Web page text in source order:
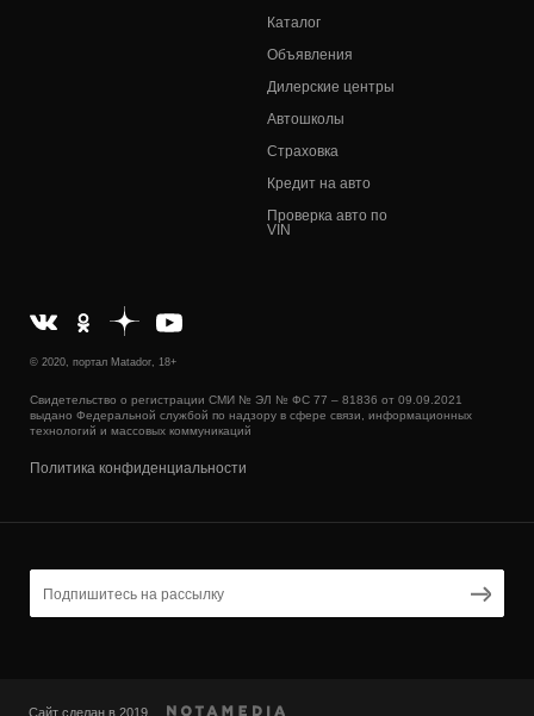
Каталог
Объявления
Дилерские центры
Автошколы
Страховка
Кредит на авто
Проверка авто по
VIN
© 2020, портал Matador, 18+
Свидетельство о регистрации СМИ № ЭЛ № ФС 77 – 81836 от 09.09.2021
выдано Федеральной службой по надзору в сфере связи, информационных
технологий и массовых коммуникаций
Политика конфиденциальности
Сайт сделан в 2019